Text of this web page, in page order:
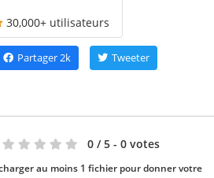
30,000+ utilisateurs
Partager2k Tweeter
0 / 5 - 0 votes
au moins 1 fichier pour donner votre